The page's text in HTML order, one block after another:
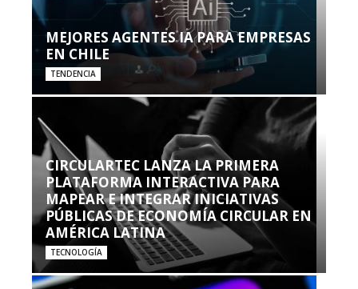
MEJORES AGENTES IA PARA EMPRESAS
EN CHILE
TENDENCIA
CIRCULARTEC LANZA LA PRIMERA
PLATAFORMA INTERACTIVA PARA
MAPEAR E INTEGRAR INICIATIVAS
PÚBLICAS DE ECONOMÍA CIRCULAR EN
AMÉRICA LATINA
TECNOLOGÍA